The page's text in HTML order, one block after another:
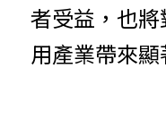
者受益，也
用產業帶來顯